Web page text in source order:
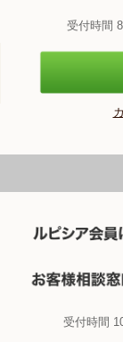
受付時間
受付時間